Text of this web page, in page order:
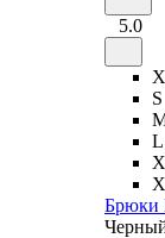
5.0
S
L
Брюки